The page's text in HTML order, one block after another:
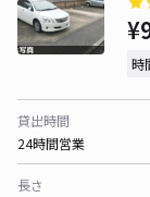
時
貸出時間
24時間営業
長さ